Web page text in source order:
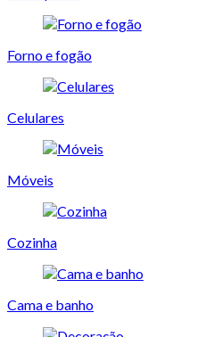
Forno e fogão
Celulares
Móveis
Cozinha
Cama e banho